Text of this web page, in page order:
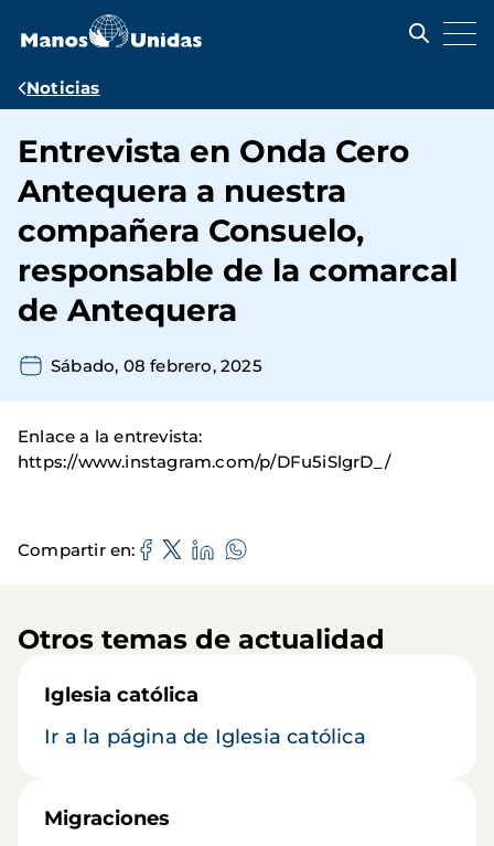
contenido
Ruta
navegación
Noticias
Entrevista en Onda Cero
Antequera a nuestra
compañera Consuelo,
responsable de la comarcal
de Antequera
Sábado, 08 febrero, 2025
Enlace a la entrevista:
https://www.instagram.com/p/DFu5iSlgrD_/
Compartir en
Otros temas de actualidad
Iglesia católica
Ir a la página de Iglesia católica
Migraciones